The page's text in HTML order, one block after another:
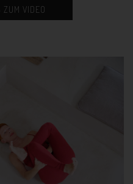
ZUM VIDEO